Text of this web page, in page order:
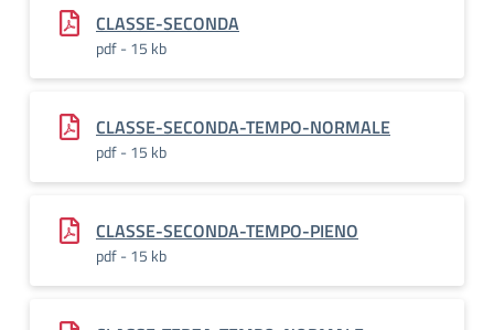
CLASSE-SECONDA
pdf - 15 kb
CLASSE-SECONDA-TEMPO-NORMALE
pdf - 15 kb
CLASSE-SECONDA-TEMPO-PIENO
pdf - 15 kb